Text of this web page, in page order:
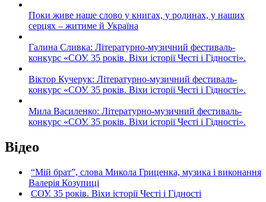
Поки живе наше слово у книгах, у родинах, у наших
серцях – житиме й Україна
Галина Сливка: Літературно-музичний фестиваль-
конкурс «СОУ. 35 років. Віхи історії Честі і Гідності».
Віктор Кучерук: Літературно-музичний фестиваль-
конкурс «СОУ. 35 років. Віхи історії Честі і Гідності».
Мила Василенко: Літературно-музичний фестиваль-
конкурс «СОУ. 35 років. Віхи історії Честі і Гідності».
Відео
“Мій брат”, слова Микола Гриценка, музика і виконання
Валерія Козупиці
СОУ. 35 років. Віхи історії Честі і Гідності